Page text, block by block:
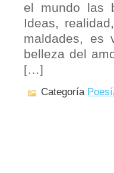
el mundo las
Ideas,
maldades, es
belleza del
[…]
Categoría